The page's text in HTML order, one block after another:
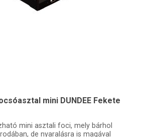
mini DUNDEE Fekete
mini asztali foci, mely bárhol
de nyaralásra is magával